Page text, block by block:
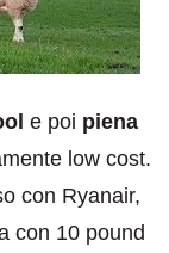
e poi piena
low cost.
con Ryanair,
con 10 pound